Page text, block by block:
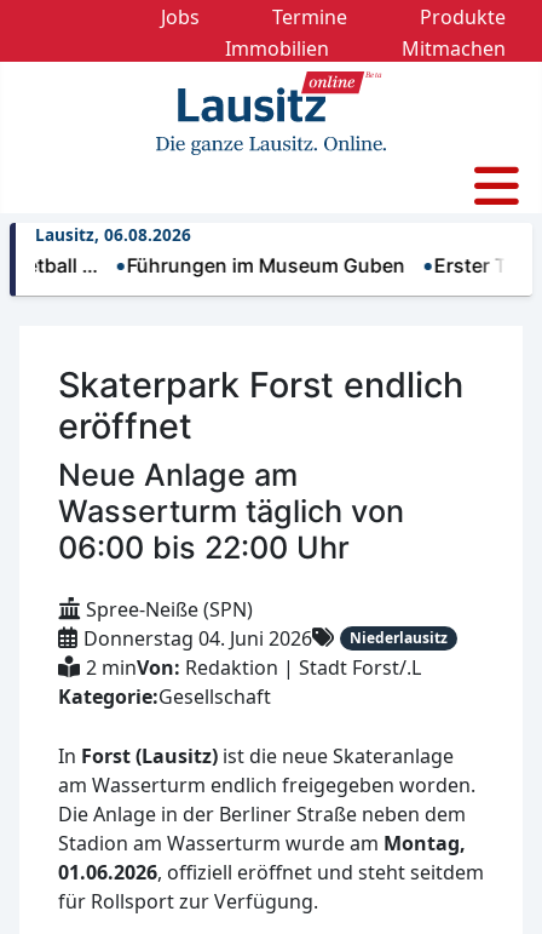
Jobs Termine
Produkte
Immobilien
Mitmachen
Lausitz, 06.08.2026
… Führungen im Museum Guben Erster
Skaterpark Forst endlich
eröffnet
Neue Anlage am
Wasserturm täglich von
06:00 bis 22:00 Uhr
Spree-Neiße (SPN)
Donnerstag 04. Juni 2026
Niederlausitz
2 minVon: Redaktion | Stadt Forst/.L
Kategorie:Gesellschaft
In Forst (Lausitz) ist die neue Skateranlage
am Wasserturm endlich freigegeben worden.
Die Anlage in der Berliner Straße neben dem
Stadion am Wasserturm wurde am Montag,
01.06.2026, offiziell eröffnet und steht seitdem
für Rollsport zur Verfügung.